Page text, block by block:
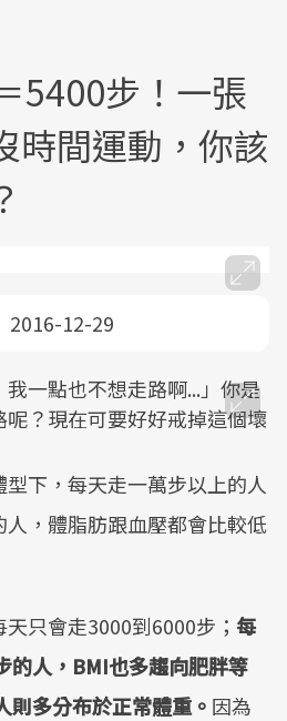
5400步！一張
時間運動，你該
2016-12-29
我一點也不想走路啊...」你是
？現在可要好好戒掉這個壞
下，每天走一萬步以上的人
，體脂肪跟血壓都會比較低
只會走3000到6000步； 每
的人，BMI也多趨向肥胖等
則多分布於正常體重。 因為